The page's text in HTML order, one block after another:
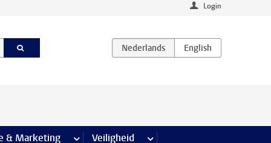
Login
& Marketing meer Communicatie & Marketing pagina’s
Veiligheid meer Veiligheid pagina’s